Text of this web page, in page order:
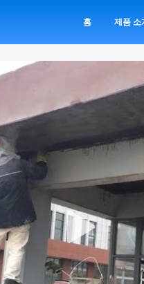
홈 제품 소